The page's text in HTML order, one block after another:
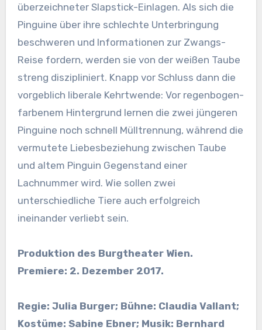
überzeichneter Slapstick-Einlagen. Als sich die
Pinguine über ihre schlechte Unterbringung
beschweren und Informationen zur Zwangs-
Reise fordern, werden sie von der weißen Taube
streng diszipliniert. Knapp vor Schluss dann die
vorgeblich liberale Kehrtwende: Vor regenbogen-
farbenem Hintergrund lernen die zwei jüngeren
Pinguine noch schnell Mülltrennung, während die
vermutete Liebesbeziehung zwischen Taube
und altem Pinguin Gegenstand einer
Lachnummer wird. Wie sollen zwei
unterschiedliche Tiere auch erfolgreich
ineinander verliebt sein.
Produktion des Burgtheater Wien.
Premiere: 2. Dezember 2017.
Regie: Julia Burger; Bühne: Claudia Vallant;
Kostüme: Sabine Ebner; Musik: Bernhard